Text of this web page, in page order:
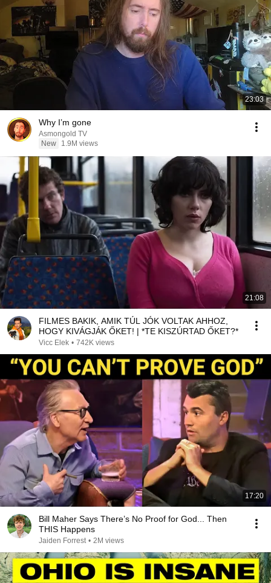
23:03
Why I’m gone
Asmongold TV
New
1.9M views
21:08
FILMES BAKIK, AMIK TÚL JÓK VOLTAK AHHOZ,
HOGY KIVÁGJÁK ŐKET! | *TE KISZÚRTAD ŐKET?*
Vicc Elek • 742K views
17:20
Bill Maher Says There’s No Proof for God... Then
THIS Happens
Jaiden Forrest • 2M views